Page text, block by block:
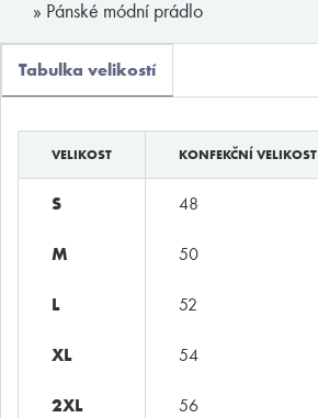
» Pánské módní prádlo
Tabulka velikostí
VELIKOST KONFEKČNÍ VELIKOST
S 48
M 50
L 52
XL 54
2XL 56
Boxerky
Slipy
Tanga, jocky
Legíny a body
Trika, tilka
Ponožky
Pyžama, volný čas
Kontakty